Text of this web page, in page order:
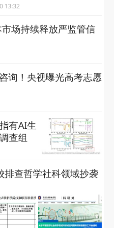
07-20 13:32
场持续释放严监管信
询！央视曝光高考志愿
有AI生
查组
排查哲学社科领域抄袭